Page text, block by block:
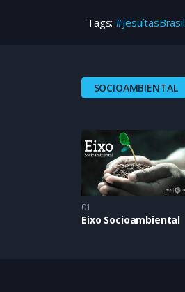
Tags:#JesuítasBrasil
SOCIOAMBIENTAL
01
Eixo Socioambiental